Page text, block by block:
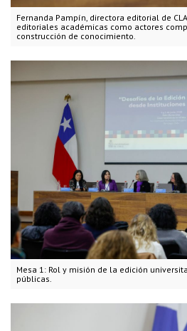
Fernanda Pampín, directora editorial de
editoriales académicas como actores
construcción de conocimiento.
Mesa 1: Rol y misión de la edición
públicas.